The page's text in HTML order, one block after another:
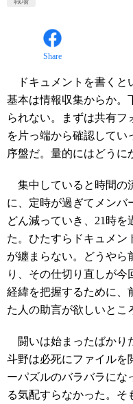
Share
ドキュメントを書くと
基本は情報収集からか。
られない。まずは共有フ
を片っ端から確認してい
序盤だ。量的にはどうに
集中していると時間の
に、定時が過ぎてメンバ
どん減っていき、21時
た。ひたすらドキュメン
が纏まらない。どうやら
り、その仕切り直しが
経緯を把握するために、
た人の助言が欲しいとこ
闘いは始まったばかり
斗野は必死にファイルを
ーパズルのバラバラにな
る気配すらなかった。そ